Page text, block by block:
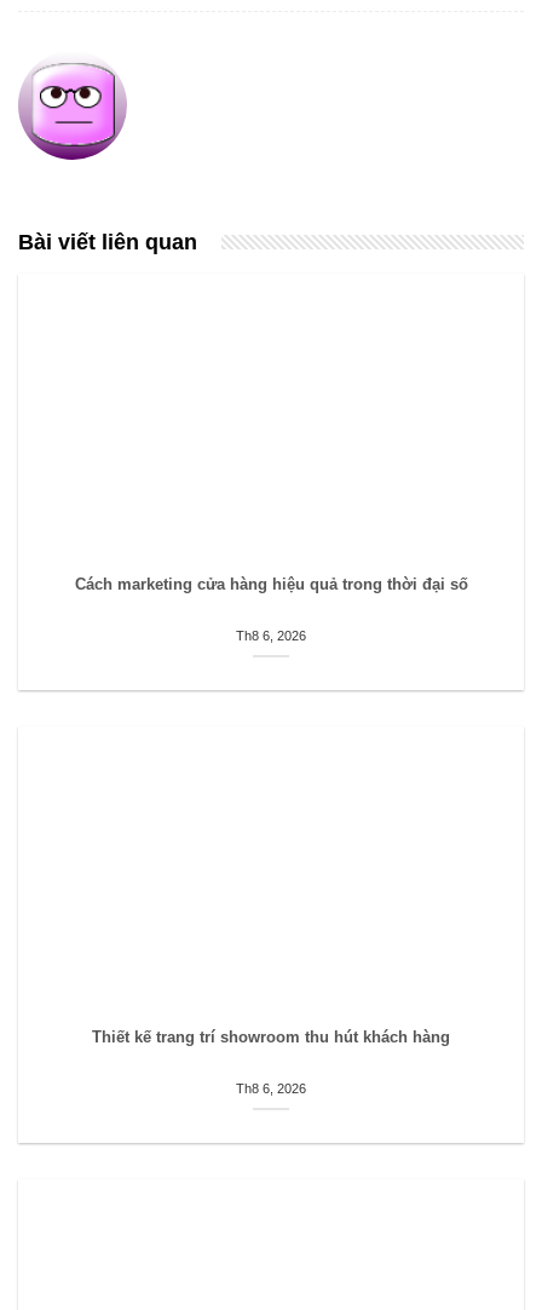
Bài viết liên quan
Cách marketing cửa hàng hiệu quả trong thời đại số
Th8 6, 2026
Thiết kế trang trí showroom thu hút khách hàng
Th8 6, 2026